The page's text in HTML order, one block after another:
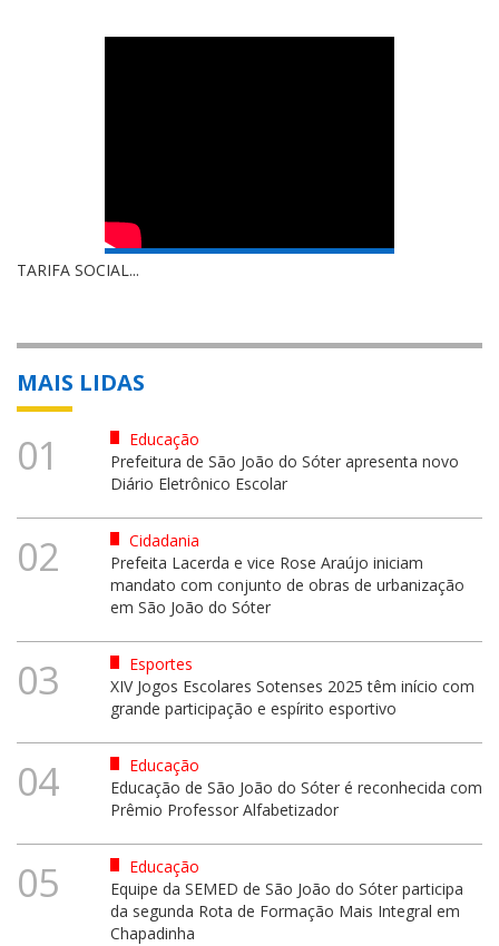
TARIFA SOCIAL...
MAIS LIDAS
01
Educação
Prefeitura de São João do Sóter apresenta novo
Diário Eletrônico Escolar
02
Cidadania
Prefeita Lacerda e vice Rose Araújo iniciam
mandato com conjunto de obras de urbanização
em São João do Sóter
03
Esportes
XIV Jogos Escolares Sotenses 2025 têm início com
grande participação e espírito esportivo
04
Educação
Educação de São João do Sóter é reconhecida com
Prêmio Professor Alfabetizador
05
Educação
Equipe da SEMED de São João do Sóter participa
da segunda Rota de Formação Mais Integral em
Chapadinha